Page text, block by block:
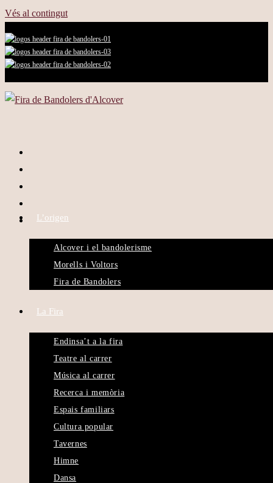
Vés al contingut
L’origen
Alcover i el bandolerisme
Morells i Voltors
Fira de Bandolers
La Fira
Endinsa’t a la fira
Teatre al carrer
Música al carrer
Recerca i memòria
Espais familiars
Cultura popular
Tavernes
Himne
Dansa